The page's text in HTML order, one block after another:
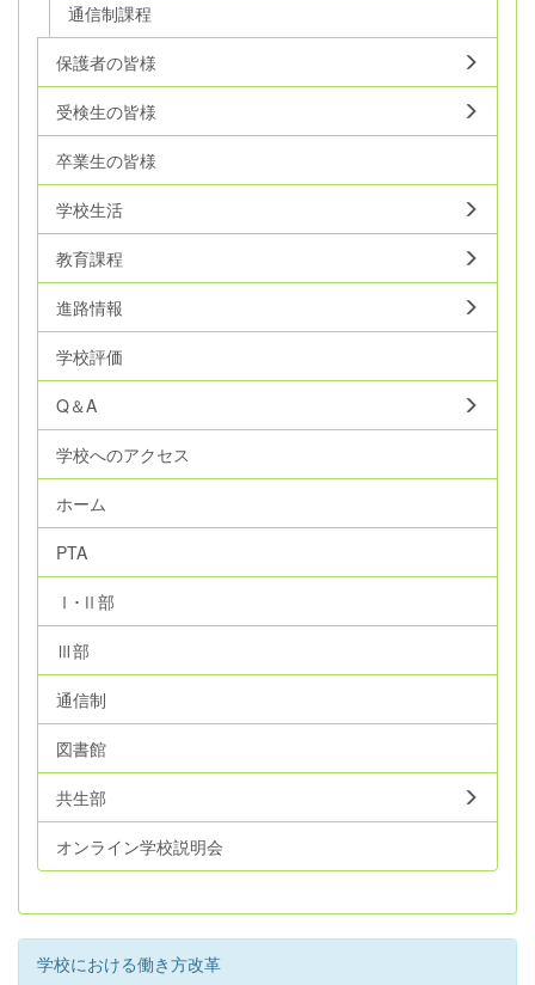
通信制課程
保護者の皆様
受検生の皆様
卒業生の皆様
学校生活
教育課程
進路情報
学校評価
Q＆A
学校へのアクセス
ホーム
PTA
Ⅰ･Ⅱ部
Ⅲ部
通信制
図書館
共生部
オンライン学校説明会
学校における働き方改革